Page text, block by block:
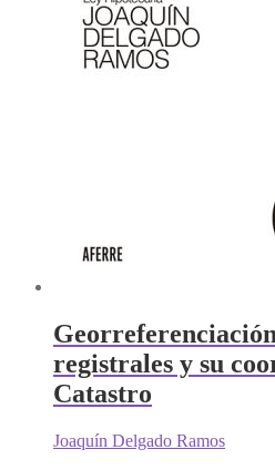
registrales y su
Catastro
Joaquín Delgado Ramos